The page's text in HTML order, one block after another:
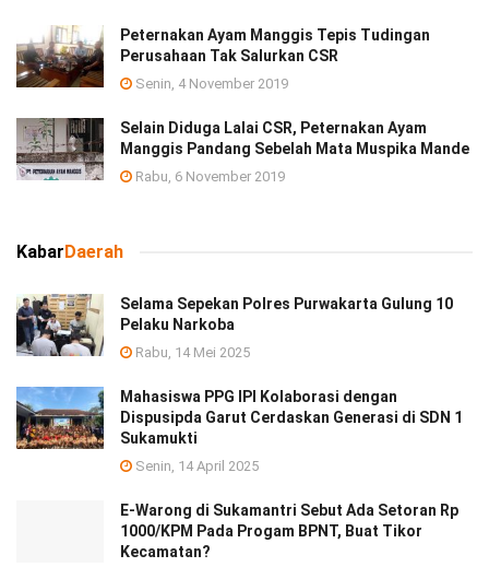
Peternakan Ayam Manggis Tepis Tudingan
Perusahaan Tak Salurkan CSR
Senin, 4 November 2019
Selain Diduga Lalai CSR, Peternakan Ayam
Manggis Pandang Sebelah Mata Muspika Mande
Rabu, 6 November 2019
Kabar Daerah
Selama Sepekan Polres Purwakarta Gulung 10
Pelaku Narkoba
Rabu, 14 Mei 2025
Mahasiswa PPG IPI Kolaborasi dengan
Dispusipda Garut Cerdaskan Generasi di SDN 1
Sukamukti
Senin, 14 April 2025
E-Warong di Sukamantri Sebut Ada Setoran Rp
1000/KPM Pada Progam BPNT, Buat Tikor
Kecamatan?